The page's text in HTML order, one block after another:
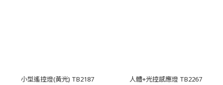
小型遙控燈(黃光) TB2187 人體+光控感應燈 TB2267